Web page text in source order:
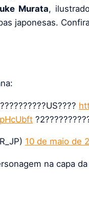
Murata,
japonesas.
10 de maio de
na capa